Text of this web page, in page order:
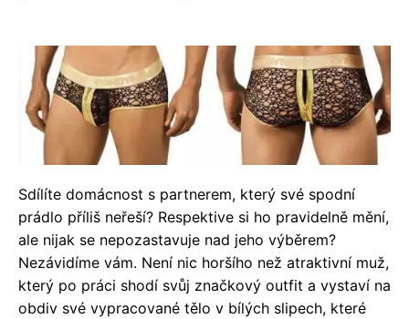
Sdílíte domácnost s partnerem, který své spodní
prádlo příliš neřeší? Respektive si ho pravidelně mění,
ale nijak se nepozastavuje nad jeho výběrem?
Nezávidíme vám. Není nic horšího než atraktivní muž,
který po práci shodí svůj značkový outfit a vystaví na
obdiv své vypracované tělo v bílých slipech, které